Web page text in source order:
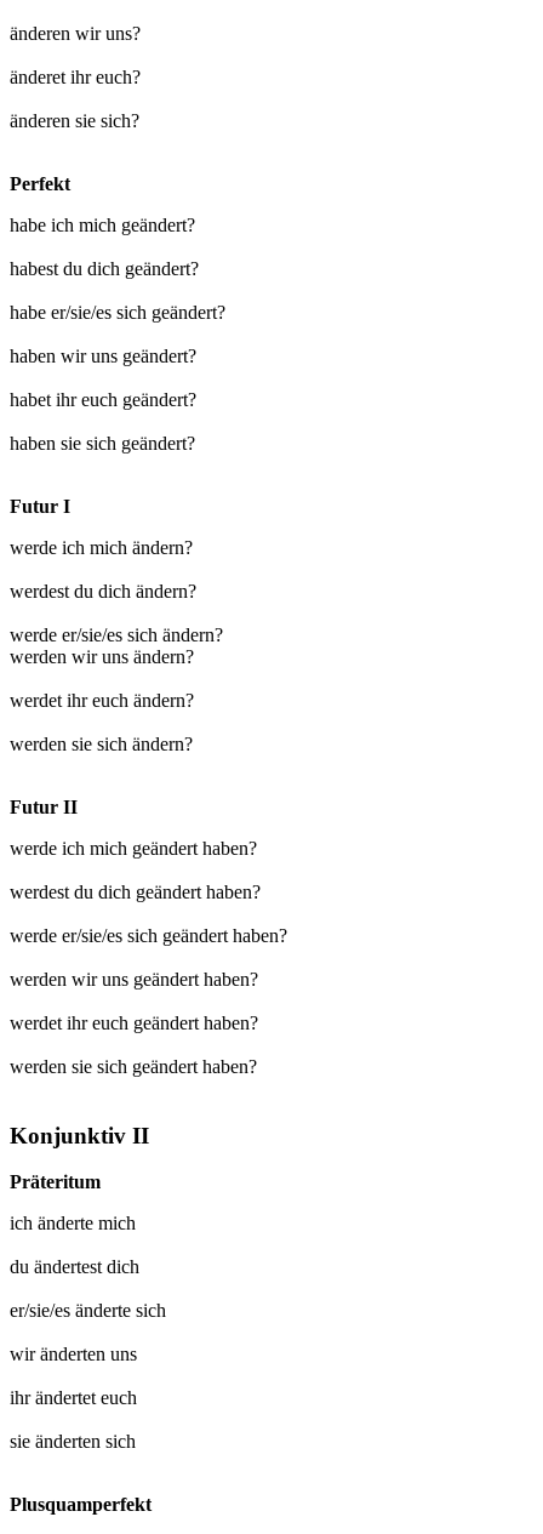
änderen wir uns?
änderet ihr euch?
änderen sie sich?
Perfekt
habe ich mich geändert?
habest du dich geändert?
habe er/sie/es sich geändert?
haben wir uns geändert?
habet ihr euch geändert?
haben sie sich geändert?
Futur I
werde ich mich ändern?
werdest du dich ändern?
werde er/sie/es sich ändern?
werden wir uns ändern?
werdet ihr euch ändern?
werden sie sich ändern?
Futur II
werde ich mich geändert haben?
werdest du dich geändert haben?
werde er/sie/es sich geändert haben?
werden wir uns geändert haben?
werdet ihr euch geändert haben?
werden sie sich geändert haben?
Konjunktiv II
Präteritum
ich änderte mich
du ändertest dich
er/sie/es änderte sich
wiränderten uns
ihrändertet euch
sie änderten sich
Plusquamperfekt